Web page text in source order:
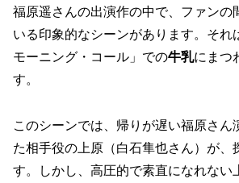
福原遥さんの出演作の中で、ファンの
いる印象的なシーンがあります。それ
モーニング・コール」での牛乳にまつ
す。
このシーンでは、帰りが遅い福原さん
た相手役の上原（白石隼也さん）が、
す。しかし、高圧的で素直になれない